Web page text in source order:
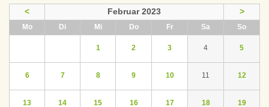
< Februar 2023 >
Montag Dienstag Mittwoch DonnerstagFreitag Sa Sonntag
1 2 3 4 5
6 7 8 9 10 11 12
13 14 15 16 17 18 19